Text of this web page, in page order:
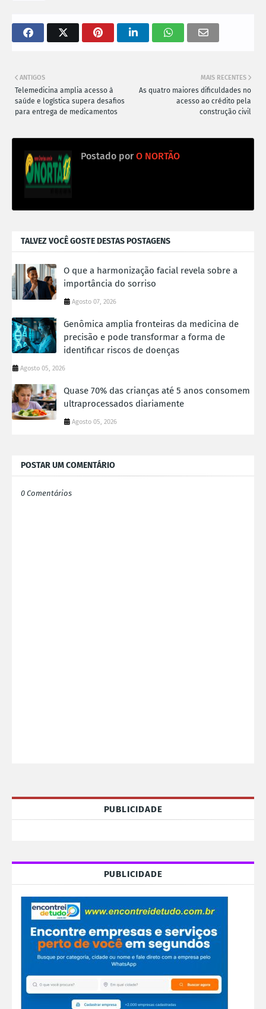
MAIS RECENTES
As quatro maiores dificuldades no
acesso ao crédito pela
construção civil
ANTIGOS
Telemedicina amplia acesso à
saúde e logística supera desafios
para entrega de medicamentos
Postado por O NORTÃO
TALVEZ VOCÊ GOSTE DESTAS POSTAGENS
O que a harmonização facial revela sobre a
importância do sorriso
Agosto 07, 2026
Genômica amplia fronteiras da medicina de
precisão e pode transformar a forma de
identificar riscos de doenças
Agosto 05, 2026
Quase 70% das crianças até 5 anos consomem
ultraprocessados diariamente
Agosto 05, 2026
POSTAR UM COMENTÁRIO
0 Comentários
PUBLICIDADE
PUBLICIDADE